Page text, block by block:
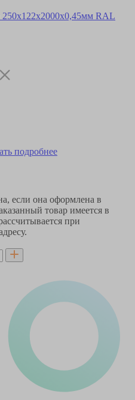
подробнее
если она оформлена в
товар имеется в
при